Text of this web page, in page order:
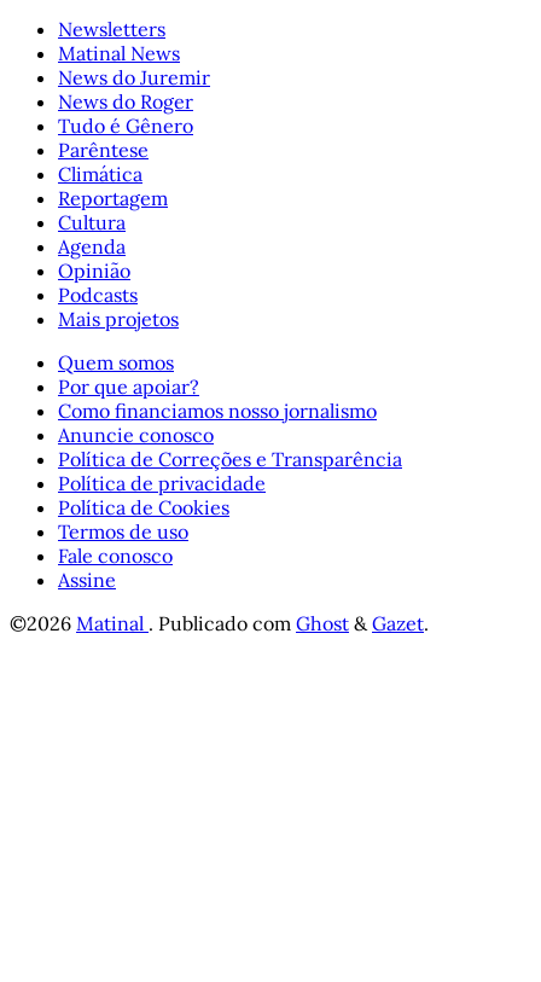
Newsletters
Matinal News
News do Juremir
News do Roger
Tudo é Gênero
Parêntese
Climática
Reportagem
Cultura
Agenda
Opinião
Podcasts
Mais projetos
Quem somos
Por que apoiar?
Como financiamos nosso jornalismo
Anuncie conosco
Política de Correções e Transparência
Política de privacidade
Política de Cookies
Termos de uso
Fale conosco
Assine
©2026 Matinal . Publicado com Ghost &Gazet.